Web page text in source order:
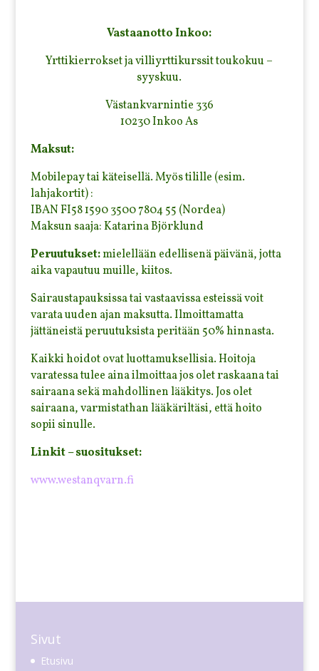
Vastaanotto Inkoo:
Yrttikierrokset ja villiyrttikurssit toukokuu –
syyskuu.
Västankvarnintie 336
10230 Inkoo As
Maksut:
Mobilepay tai käteisellä. Myös tilille (esim.
lahjakortit) :
IBAN FI58 1590 3500 7804 55 (Nordea)
Maksun saaja: Katarina Björklund
Peruutukset:mielellään edellisenä päivänä, jotta
aika vapautuu muille, kiitos.
Sairaustapauksissa tai vastaavissa esteissä voit
varata uuden ajan maksutta. Ilmoittamatta
jättäneistä peruutuksista peritään 50% hinnasta.
Kaikki hoidot ovat luottamuksellisia. Hoitoja
varatessa tulee aina ilmoittaa jos olet raskaana tai
sairaana sekä mahdollinen lääkitys. Jos olet
sairaana, varmistathan lääkäriltäsi, että hoito
sopii sinulle.
Linkit – suositukset:
www.westanqvarn.fi
Sivut
Etusivu